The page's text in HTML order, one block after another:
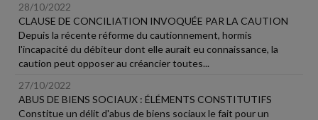
28/10/2022
CLAUSE DE CONCILIATION INVOQUÉE PAR LA CAUTION
Depuis la récente réforme du cautionnement, hormis
l'incapacité du débiteur dont elle aurait eu connaissance, la
caution peut opposer au créancier toutes...
27/10/2022
ABUS DE BIENS SOCIAUX : ÉLÉMENTS CONSTITUTIFS
Constitue un délit d'abus de biens sociaux le fait pour un